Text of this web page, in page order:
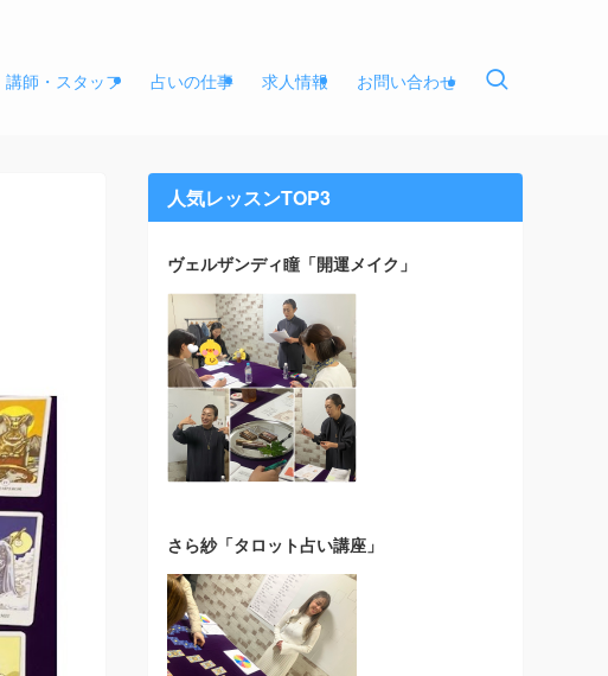
講師・スタッフ 占いの仕事 求人情報 お問い合わせ
人気レッスンTOP3
ヴェルザンディ瞳「開運メイク」
さら紗「タロット占い講座」